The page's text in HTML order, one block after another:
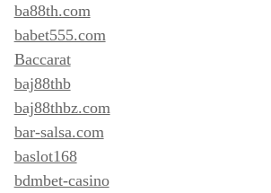
ba88th.com
babet555.com
Baccarat
baj88thb
baj88thbz.com
bar-salsa.com
baslot168
bdmbet-casino